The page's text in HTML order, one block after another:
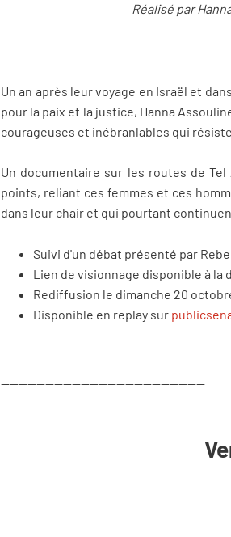
Réalisé par
Un an après leur voyage en Israël et
pour la paix et la justice, Hanna
courageuses et inébranlables qui
Un documentaire sur les routes de
points, reliant ces femmes et ces
dans leur chair et qui pourtant
Suivi d'un débat présenté par
Lien de visionnage disponible à la
Rediffusion le dimanche 20
Disponible en replay sur
----------------------------------------------